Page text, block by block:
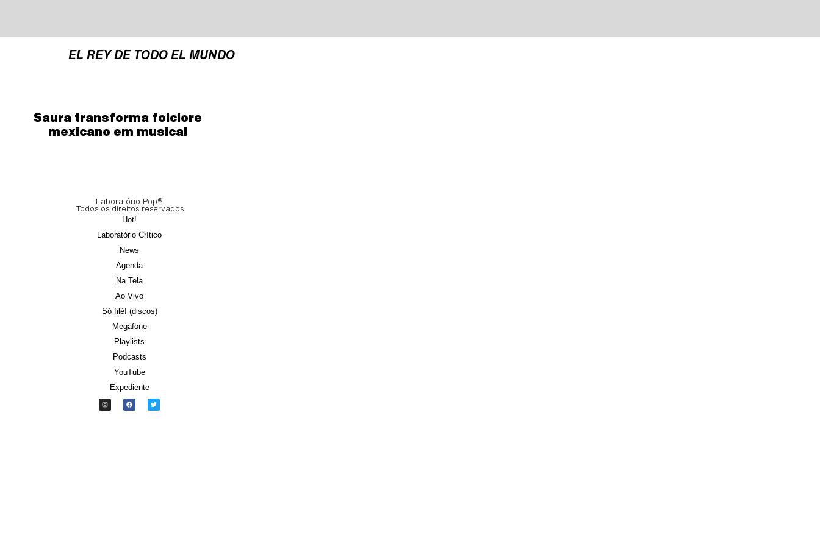
EL REY DE TODO EL MUNDO
Saura transforma folclore
mexicano em musical
Laboratório Pop®
Todos os direitos reservados
Hot!
Laboratório Crítico
News
Agenda
Na Tela
Ao Vivo
Só filé! (discos)
Megafone
Playlists
Podcasts
YouTube
Expediente